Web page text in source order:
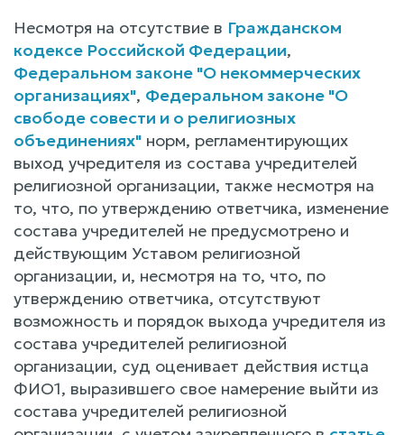
Несмотря на отсутствие в Гражданском
кодексе Российской Федерации,
Федеральном законе "О некоммерческих
организациях", Федеральном законе "О
свободе совести и о религиозных
объединениях" норм, регламентирующих
выход учредителя из состава учредителей
религиозной организации, также несмотря на
то, что, по утверждению ответчика, изменение
состава учредителей не предусмотрено и
действующим Уставом религиозной
организации, и, несмотря на то, что, по
утверждению ответчика, отсутствуют
возможность и порядок выхода учредителя из
состава учредителей религиозной
организации, суд оценивает действия истца
ФИО1, выразившего свое намерение выйти из
состава учредителей религиозной